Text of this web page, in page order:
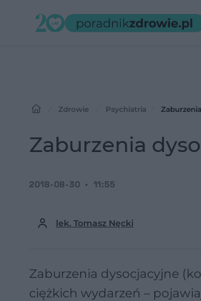
Zdrowie Psychiatria
Zaburzenia
lek. Tomasz Nęcki
2018-08-30 11:55
Zaburzenia dysocjacyjne
ciężkich wydarzeń –